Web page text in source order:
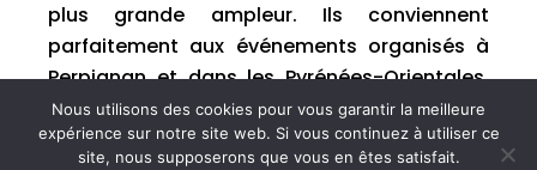
plus grande ampleur. Ils conviennent
parfaitement aux événements organisés à
Perpignan et dans les Pyrénées-Orientales,
notamment en extérieur ou dans des lieux ne
disposant pas d’équipements de cuisine.
Nous utilisons des cookies pour vous garantir la meilleure
expérience sur notre site web. Si vous continuez à utiliser ce
site, nous supposerons que vous en êtes satisfait.